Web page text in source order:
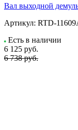
Вал выходной
Артикул: RTD-
Есть в наличии
6 125 руб.
6 738 руб.